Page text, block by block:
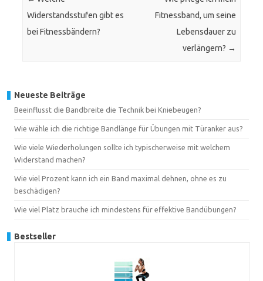
Widerstandsstufen gibt es
bei Fitnessbändern?
Fitnessband, um seine
Lebensdauer zu
verlängern? →
Neueste Beiträge
Beeinflusst die Bandbreite die Technik bei Kniebeugen?
Wie wähle ich die richtige Bandlänge für Übungen mit Türanker aus?
Wie viele Wiederholungen sollte ich typischerweise mit welchem
Widerstand machen?
Wie viel Prozent kann ich ein Band maximal dehnen, ohne es zu
beschädigen?
Wie viel Platz brauche ich mindestens für effektive Bandübungen?
Bestseller